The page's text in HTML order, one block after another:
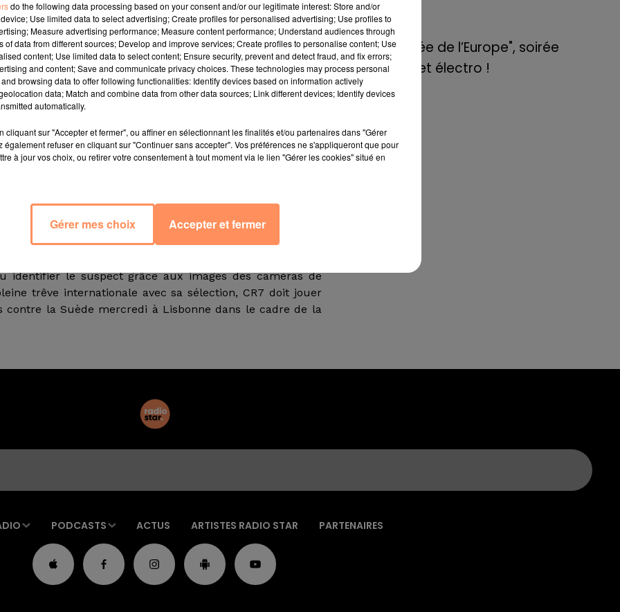
Cristiano Ronaldo à Funchal, sur son île natale de
portugais."L'appartement de Cristiano Ronaldo a été
précisions un porte-parole de la police de sécurité
connu des services de police qui le recherchaient
du garage lors d'une opération de maintenance pour
quotidien de Madère.
se trouve au dernier étage d'un immeuble où résident
y avaient séjourné pendant plusieurs semaines en mars
coéquipiers de la Juventus Turin.
transforme pas ses hôtels en hôpitaux
du joueur de 35 ans, estimé à quelque 200 euros et
identifier le suspect grâce aux images des caméras de
trêve internationale avec sa sélection, CR7 doit jouer
la Suède mercredi à Lisbonne dans le cadre de la
8 mai 2022
Aix : "Journée de l’Europe", soirée
danse et set électro !
PODCASTS ACTUS ARTISTES RADIO STAR PARTENAIRES
do the following data processing based on your consent and/or our legitimate interest: Store and/or
Use limited data to select advertising; Create profiles for personalised advertising; Use profiles to
Measure advertising performance; Measure content performance; Understand audiences through
of data from different sources; Develop and improve services; Create profiles to personalise content; Use
content; Use limited data to select content; Ensure security, prevent and detect fraud, and fix errors;
and content; Save and communicate privacy choices. These technologies may process personal
browsing data to offer following functionalities: Identify devices based on information actively
data; Match and combine data from other data sources; Link different devices; Identify devices
automatically.
cliquant sur "Accepter et fermer", ou affiner en sélectionnant les finalités et/ou partenaires dans "Gérer
également refuser en cliquant sur "Continuer sans accepter". Vos préférences ne s'appliqueront que pour
à jour vos choix, ou retirer votre consentement à tout moment via le lien "Gérer les cookies" situé en
Gérer mes choix Accepter et fermer